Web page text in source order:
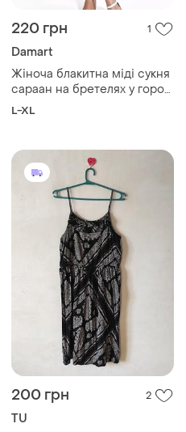
220 грн 1
Damart
Жіноча блакитна міді сукня
сараан на бретелях у горох
від damart
L-XL
200 грн 2
TU